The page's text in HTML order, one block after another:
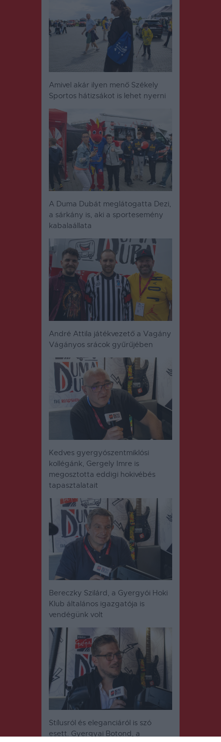
Amivel akár ilyen menő Székely
Sportos hátizsákot is lehet nyerni
A Duma Dubát meglátogatta Dezi,
a sárkány is, aki a sportesemény
kabalaállata
André Attila játékvezető a Vagány
Vágányos srácok gyűrűjében
Kedves gyergyószentmiklósi
kollégánk, Gergely Imre is
megosztotta eddigi hokivébés
tapasztalatait
Bereczky Szilárd, a Gyergyói Hoki
Klub általános igazgatója is
vendégünk volt
Stílusról és eleganciáról is szó
esett. Gyergyai Botond, a